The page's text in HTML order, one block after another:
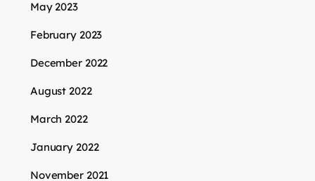
May 2023
February 2023
December 2022
August 2022
March 2022
January 2022
November 2021